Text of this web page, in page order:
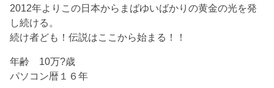
2012年よりこの日本からまばゆいばかりの黄金の光を発
し続ける。
続け者ども！伝説はここから始まる！！
年齢 10万?歳
パソコン暦１６年